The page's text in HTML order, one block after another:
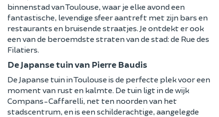
binnenstad van Toulouse, waar je elke avond een
fantastische, levendige sfeer aantreft met zijn bars en
restaurants en bruisende straatjes. Je ontdekt er ook
een van de beroemdste straten van de stad: de Rue des
Filatiers.
De Japanse tuin van Pierre Baudis
De Japanse tuin in Toulouse is de perfecte plek voor een
moment van rust en kalmte. De tuin ligt in de wijk
Compans-Caffarelli, net ten noorden van het
stadscentrum, en is een schilderachtige, aangelegde